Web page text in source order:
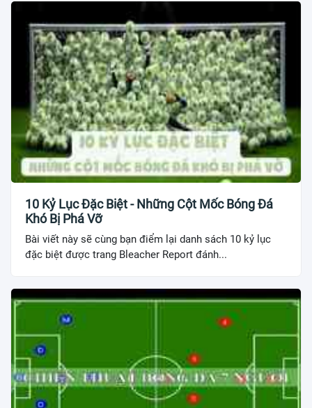
10 Kỷ Lục Đặc Biệt - Những Cột Mốc Bóng Đá
Khó Bị Phá Vỡ
Bài viết này sẽ cùng bạn điểm lại danh sách 10 kỷ lục
đặc biệt được trang Bleacher Report đánh...